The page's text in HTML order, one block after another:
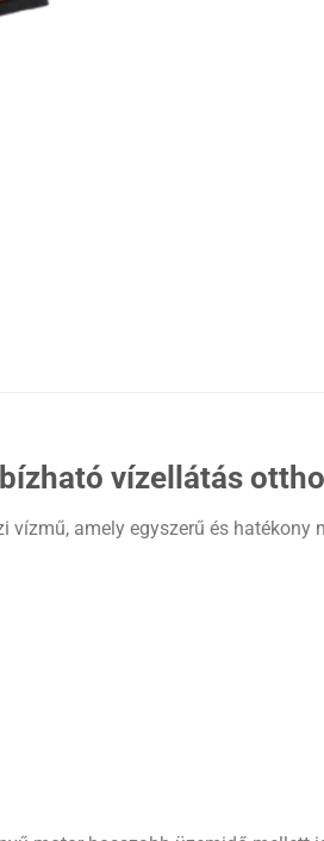
vízellátás
vízmű, amely egyszerű és hatékony